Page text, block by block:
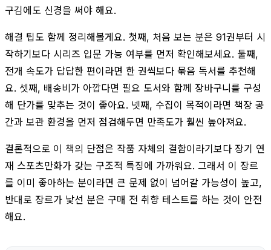
구김에도 신경을 써야 해요.
해결 팁도 함께 정리해볼게요. 첫째, 처음 보는 분은 91권부터 시
작하기보다 시리즈 입문 가능 여부를 먼저 확인해보세요. 둘째,
전개 속도가 답답한 편이라면 한 권씩보다 묶음 독서를 추천해
요. 셋째, 배송비가 아깝다면 필요 도서와 함께 장바구니를 구성
해 단가를 맞추는 것이 좋아요. 넷째, 수집이 목적이라면 책장 공
간과 보관 환경을 먼저 점검해두면 만족도가 훨씬 높아져요.
결론적으로 이 책의 단점은 작품 자체의 결함이라기보다 장기 연
재 스포츠만화가 갖는 구조적 특징에 가까워요. 그래서 이 장르
를 이미 좋아하는 분이라면 큰 문제 없이 넘어갈 가능성이 높고,
반대로 장르가 낯선 분은 구매 전 취향 테스트를 하는 것이 안전
해요.